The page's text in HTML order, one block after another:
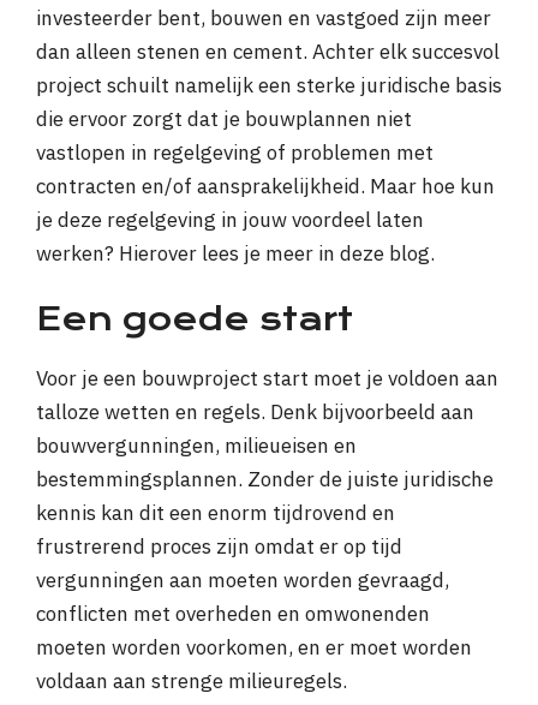
investeerder bent, bouwen en vastgoed zijn meer
dan alleen stenen en cement. Achter elk succesvol
project schuilt namelijk een sterke juridische basis
die ervoor zorgt dat je bouwplannen niet
vastlopen in regelgeving of problemen met
contracten en/of aansprakelijkheid. Maar hoe kun
je deze regelgeving in jouw voordeel laten
werken? Hierover lees je meer in deze blog.
Een goede start
Voor je een bouwproject start moet je voldoen aan
talloze wetten en regels. Denk bijvoorbeeld aan
bouwvergunningen, milieueisen en
bestemmingsplannen. Zonder de juiste juridische
kennis kan dit een enorm tijdrovend en
frustrerend proces zijn omdat er op tijd
vergunningen aan moeten worden gevraagd,
conflicten met overheden en omwonenden
moeten worden voorkomen, en er moet worden
voldaan aan strenge milieuregels.